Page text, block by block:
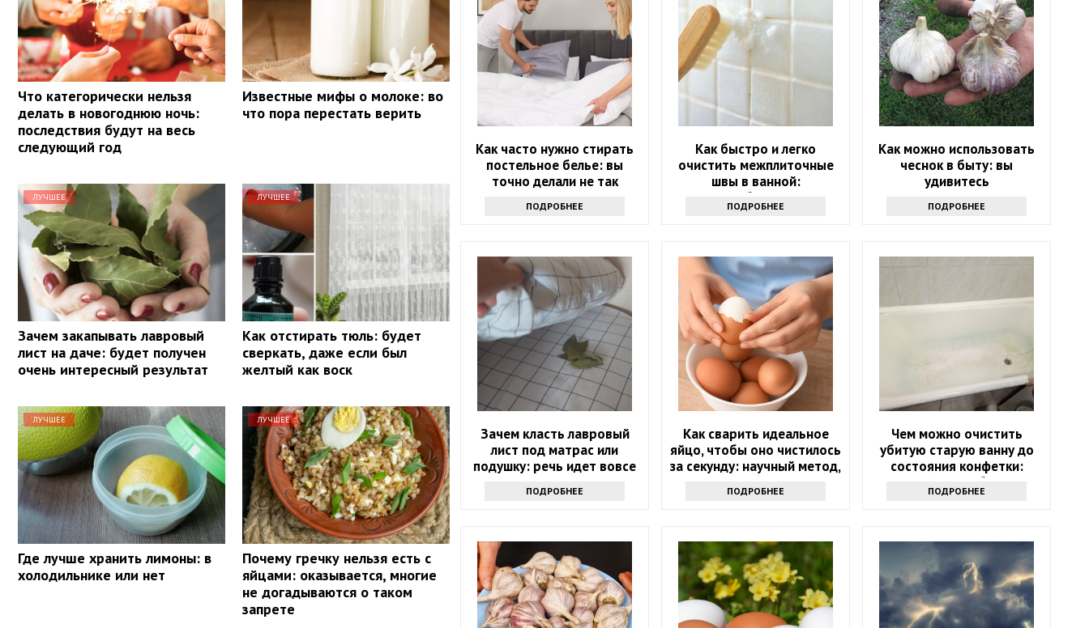
Что категорически нельзя
делать в новогоднюю ночь:
последствия будут на весь
следующий год
Известные мифы о молоке: во
что пора перестать верить
ЛУЧШЕЕ
Зачем закапывать лавровый
лист на даче: будет получен
очень интересный результат
ЛУЧШЕЕ
Как отстирать тюль: будет
сверкать, даже если был
желтый как воск
ЛУЧШЕЕ
Где лучше хранить лимоны: в
холодильнике или нет
ЛУЧШЕЕ
Почему гречку нельзя есть с
яйцами: оказывается, многие
не догадываются о таком
запрете
Как часто нужно стирать
постельное белье: вы
точно делали не так
ПОДРОБНЕЕ
Как быстро и легко
очистить межплиточные
швы в ванной:
понадобится соль
ПОДРОБНЕЕ
Как можно использовать
чеснок в быту: вы
удивитесь
ПОДРОБНЕЕ
Зачем класть лавровый
лист под матрас или
подушку: речь идет вовсе
ПОДРОБНЕЕ
Как сварить идеальное
яйцо, чтобы оно чистилось
за секунду: научный метод,
основанный на физике
ПОДРОБНЕЕ
Чем можно очистить
убитую старую ванну до
состояния конфетки:
дешевый способ спасти
санузел
ПОДРОБНЕЕ